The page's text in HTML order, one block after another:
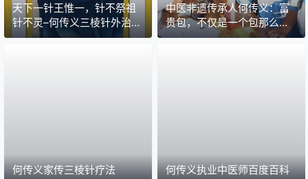
天下一针王惟一，针不祭祖
针不灵–何传义三棱针外治高
级师承班
中医非遗传承人何传义：富
贵包，不仅是一个包那么简
单
何传义家传三棱针疗法 何传义执业中医师百度百科